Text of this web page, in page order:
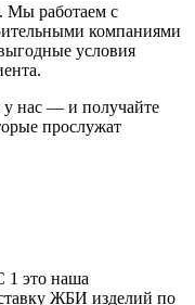
Мы работаем с
компаниями
условия
у нас — и получайте
прослужат
1 это наша
ЖБИ изделий по